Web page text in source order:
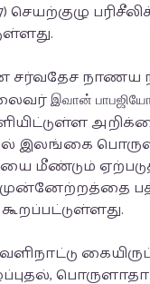
செயற்குழு
நாணய
இவான்
இலங்கை
மீண்டும்
முன்னேற்றத்தை